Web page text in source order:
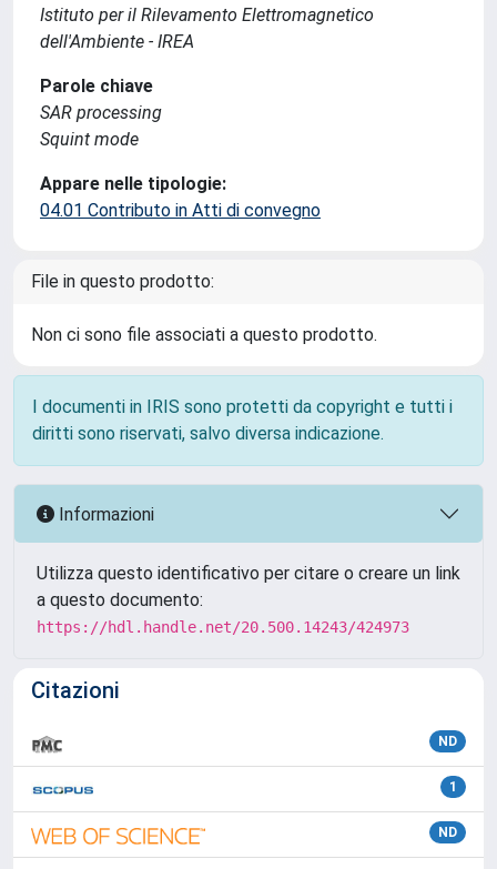
Istituto per il Rilevamento Elettromagnetico
dell'Ambiente - IREA
Parole chiave
SAR processing
Squint mode
Appare nelle tipologie:
04.01 Contributo in Atti di convegno
File in questo prodotto:
Non ci sono file associati a questo prodotto.
I documenti in IRIS sono protetti da copyright e tutti i
diritti sono riservati, salvo diversa indicazione.
Informazioni
Utilizza questo identificativo per citare o creare un link
a questo documento:
https://hdl.handle.net/20.500.14243/424973
Citazioni
ND
1
ND